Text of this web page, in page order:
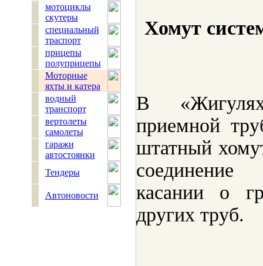
мотоциклы
скутеры
специальный
траспорт
прицепы
полуприцепы
Моторные
яхты и катера
водный
транспорт
вертолеты
самолеты
гаражи
автостоянки
Тендеры
Автоновости
Хомут
В
приемной
штатный
касании о
других труб.